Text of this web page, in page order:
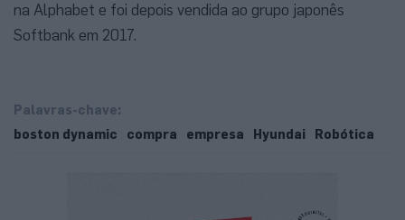
na Alphabet e foi depois vendida ao grupo japonês
Softbank em 2017.
Palavras-chave:
boston dynamic
compra empresa Hyundai Robótica